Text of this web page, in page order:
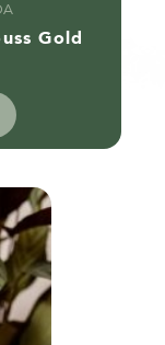
Gold